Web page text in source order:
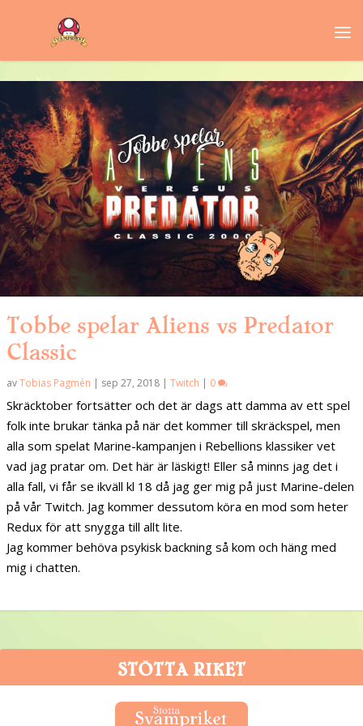
Tobbe spelar Aliens vs Predator
Classic
avTobias Pagmén | sep 27, 2018 | Twitch | 0
Skräcktober fortsätter och det är dags att damma av ett spel
folk inte brukar tänka på när det kommer till skräckspel, men
alla som spelat Marine-kampanjen i Rebellions klassiker vet
vad jag pratar om. Det här är läskigt! Eller så minns jag det i
alla fall, vi får se ikväll kl 18 då jag ger mig på just Marine-delen
på vår Twitch. Jag kommer dessutom köra en mod som heter
Redux för att snygga till allt lite.
Jag kommer behöva psykisk backning så kom och häng med
mig i chatten.
STÖTTA RIKET